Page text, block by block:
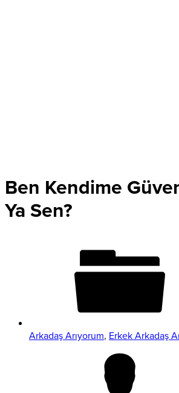
Ben Kendime
Ya Sen?
Arkadaş Arıyorum, Erkek Arkadaş